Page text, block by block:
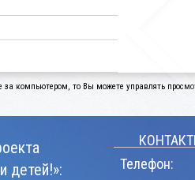
за компьютером, то Вы можете управлять
детей!»:
Телефон: